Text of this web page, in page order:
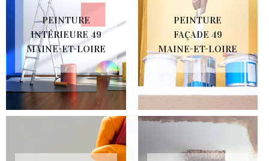
PEINTURE
INTÉRIEURE 49
MAINE-ET-LOIRE
PEINTURE
FAÇADE 49
MAINE-ET-LOIRE